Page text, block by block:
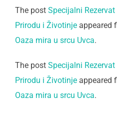
The post Specijalni
Prirodu i Životinje appeared
Oaza mira u srcu Uvca.
The post Specijalni
Prirodu i Životinje appeared
Oaza mira u srcu Uvca.